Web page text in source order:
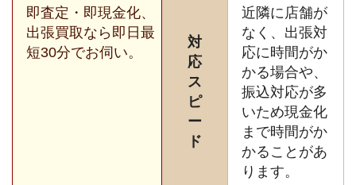
即査定・即現金化、
出張買取なら即日最
短30分でお伺い。
対
応
ス
ピ
ー
ド
近隣に店舗が
なく、出張対
応に時間がか
かる場合や、
振込対応が多
いため現金化
まで時間がか
かることがあ
ります。